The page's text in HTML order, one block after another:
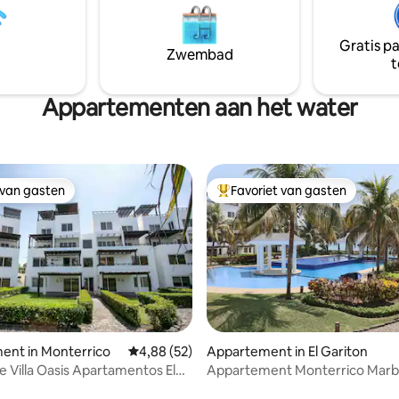
de tuin en het zwembad
om van te genieten voor
uitje uit de stad. Volg ons op
en like ons op FB
woonkamer, een
hangmatten en een kleinere
middagdrankjes met vrienden.
op IG @islapalmeras
Zwembad
Gratis
Appartementen aan het water
gasten
gasten
in Monterrico Gemiddelde beoordeling van 4,88 uit 5, 52
4,88 (52)
Villa Oasis Apartamentos El
Topfavoriet van gasten
Favoriet van gasten
Appartement in El Gariton
Appartement Monterrico